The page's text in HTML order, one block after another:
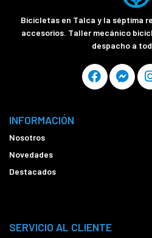
Bicicletas en Talca y la séptima
accesorios. Taller mecánico
despacho a
INFORMACIÓN
Nosotros
Novedades
Destacados
SERVICIO AL CLIENTE